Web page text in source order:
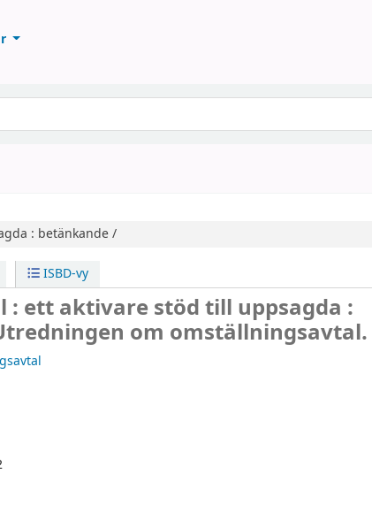
: betänkande /
ISBD-vy
: ett aktivare stöd till uppsagda :
om omställningsavtal.